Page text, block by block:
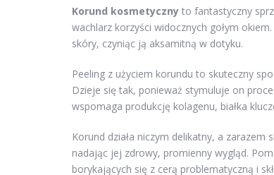
Korund kosmetyczny to fantastyczny
wachlarz korzyści widocznych gołym
skóry, czyniąc ją aksamitną w dotyku.
Peeling z użyciem korundu to skuteczny
Dzieje się tak, ponieważ stymuluje on
wspomaga produkcję kolagenu, białka
Korund działa niczym delikatny, a
nadając jej zdrowy, promienny wygląd.
borykających się z cerą problematyczną i